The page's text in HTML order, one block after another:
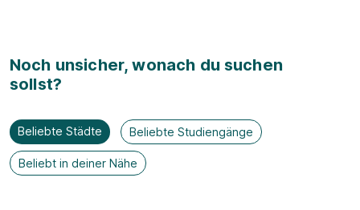
Noch unsicher, wonach du suchen
sollst?
Beliebte Städte Beliebte Studiengänge
Beliebt in deiner Nähe